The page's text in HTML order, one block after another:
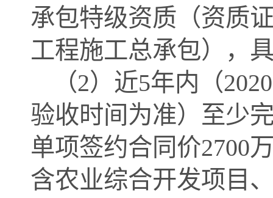
承包特级资质（资质
工程施工总承包），
（2） 近5年内（
验收时间为准） 至少
单项签约合同价2700
含农业综合开发项目